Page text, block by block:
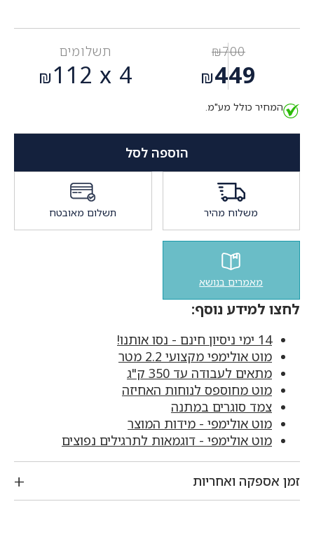
₪700
המחיר
המקורי
היה:
₪449
הנוכחי
הוא:
תשלומים
4 x
₪112
המחיר כולל מע"מ.
הוספה לסל
משלוח מהיר תשלום מאובטח
מאמרים בנושא
לחצו למידע נוסף:
14 ימי ניסיון חינם - נסו אותנו!
מוט אולימפי מקצועי 2.2 מטר
מתאים לעבודה עד 350 ק"ג
מוט מחוספס לנוחות האחיזה
צמד סוגרים במתנה
מוט אולימפי - מידות המוצר
מוט אולימפי - דוגמאות לתרגילים נפוצים
זמן אספקה ואחריות